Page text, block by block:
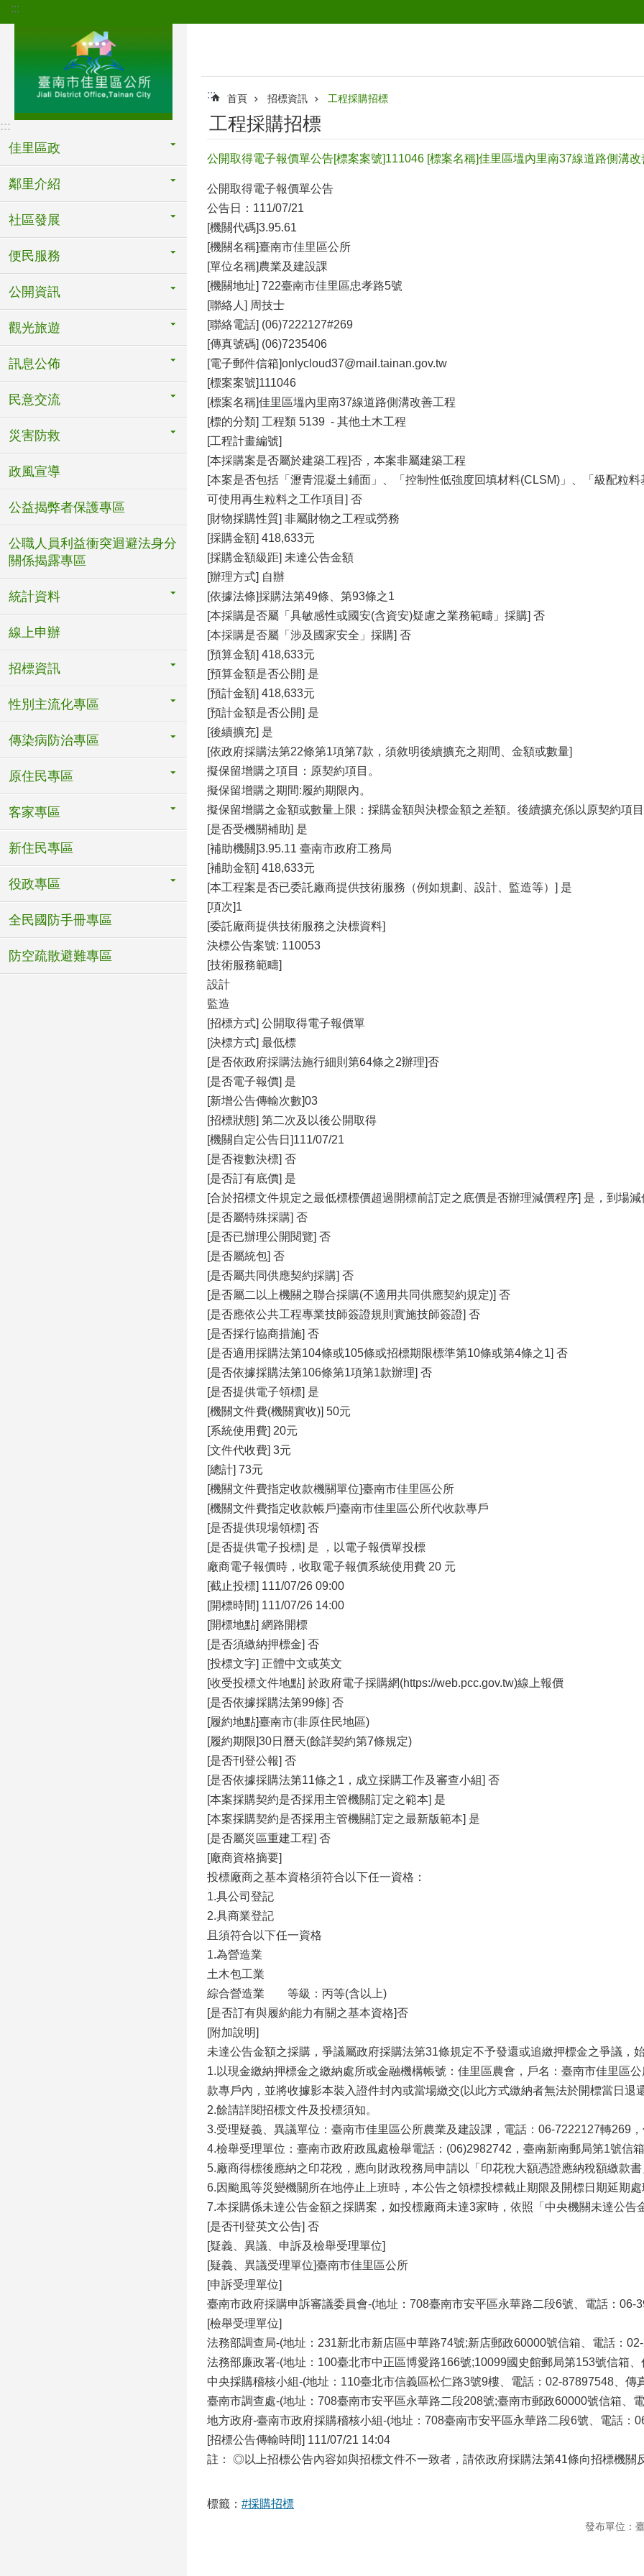
跳到主要內容區塊
:::
:::
佳里區政
鄰里介紹
社區發展
便民服務
公開資訊
觀光旅遊
訊息公佈
民意交流
災害防救
政風宣導
公益揭弊者保護專區
公職人員利益衝突迴避法身分
關係揭露專區
統計資料
線上申辦
招標資訊
性別主流化專區
傳染病防治專區
原住民專區
客家專區
新住民專區
役政專區
全民國防手冊專區
防空疏散避難專區
::: 首頁 招標資訊 工程採購招標
工程採購招標
公開取得電子報價單公告[標案案號]111046 [標案名稱]佳里區塭內里南37線道路側溝改
公開取得電子報價單公告
公告日：111/07/21
[機關代碼]3.95.61
[機關名稱]臺南市佳里區公所
[單位名稱]農業及建設課
[機關地址] 722臺南市佳里區忠孝路5號
[聯絡人] 周技士
[聯絡電話] (06)7222127#269
[傳真號碼] (06)7235406
[電子郵件信箱]onlycloud37@mail.tainan.gov.tw
[標案案號]111046
[標案名稱]佳里區塭內里南37線道路側溝改善工程
[標的分類] 工程類 5139 - 其他土木工程
[工程計畫編號]
[本採購案是否屬於建築工程]否，本案非屬建築工程
[本案是否包括「瀝青混凝土鋪面」、「控制性低強度回填材料(CLSM)」、「級配粒
可使用再生粒料之工作項目] 否
[財物採購性質] 非屬財物之工程或勞務
[採購金額] 418,633元
[採購金額級距] 未達公告金額
[辦理方式] 自辦
[依據法條]採購法第49條、第93條之1
[本採購是否屬「具敏感性或國安(含資安)疑慮之業務範疇」採購] 否
[本採購是否屬「涉及國家安全」採購] 否
[預算金額] 418,633元
[預算金額是否公開] 是
[預計金額] 418,633元
[預計金額是否公開] 是
[後續擴充] 是
[依政府採購法第22條第1項第7款，須敘明後續擴充之期間、金額或數量]
擬保留增購之項目：原契約項目。
擬保留增購之期間:履約期限內。
擬保留增購之金額或數量上限：採購金額與決標金額之差額。後續擴充係以原契約項
[是否受機關補助] 是
[補助機關]3.95.11 臺南市政府工務局
[補助金額] 418,633元
[本工程案是否已委託廠商提供技術服務（例如規劃、設計、監造等）] 是
[項次]1
[委託廠商提供技術服務之決標資料]
決標公告案號: 110053
[技術服務範疇]
設計
監造
[招標方式] 公開取得電子報價單
[決標方式] 最低標
[是否依政府採購法施行細則第64條之2辦理]否
[是否電子報價] 是
[新增公告傳輸次數]03
[招標狀態] 第二次及以後公開取得
[機關自定公告日]111/07/21
[是否複數決標] 否
[是否訂有底價] 是
[合於招標文件規定之最低標標價超過開標前訂定之底價是否辦理減價程序] 是，到場減
[是否屬特殊採購] 否
[是否已辦理公開閱覽] 否
[是否屬統包] 否
[是否屬共同供應契約採購] 否
[是否屬二以上機關之聯合採購(不適用共同供應契約規定)] 否
[是否應依公共工程專業技師簽證規則實施技師簽證] 否
[是否採行協商措施] 否
[是否適用採購法第104條或105條或招標期限標準第10條或第4條之1] 否
[是否依據採購法第106條第1項第1款辦理] 否
[是否提供電子領標] 是
[機關文件費(機關實收)] 50元
[系統使用費] 20元
[文件代收費] 3元
[總計] 73元
[機關文件費指定收款機關單位]臺南市佳里區公所
[機關文件費指定收款帳戶]臺南市佳里區公所代收款專戶
[是否提供現場領標] 否
[是否提供電子投標] 是 ，以電子報價單投標
廠商電子報價時，收取電子報價系統使用費 20 元
[截止投標] 111/07/26 09:00
[開標時間] 111/07/26 14:00
[開標地點] 網路開標
[是否須繳納押標金] 否
[投標文字] 正體中文或英文
[收受投標文件地點] 於政府電子採購網(https://web.pcc.gov.tw)線上報價
[是否依據採購法第99條] 否
[履約地點]臺南市(非原住民地區)
[履約期限]30日曆天(餘詳契約第7條規定)
[是否刊登公報] 否
[是否依據採購法第11條之1，成立採購工作及審查小組] 否
[本案採購契約是否採用主管機關訂定之範本] 是
[本案採購契約是否採用主管機關訂定之最新版範本] 是
[是否屬災區重建工程] 否
[廠商資格摘要]
投標廠商之基本資格須符合以下任一資格：
1.具公司登記
2.具商業登記
且須符合以下任一資格
1.為營造業
土木包工業
綜合營造業 等級：丙等(含以上)
[是否訂有與履約能力有關之基本資格]否
[附加說明]
未達公告金額之採購，爭議屬政府採購法第31條規定不予發還或追繳押標金之爭議，
1.以現金繳納押標金之繳納處所或金融機構帳號：佳里區農會，戶名：臺南市佳里區
款專戶內，並將收據影本裝入證件封內或當場繳交(以此方式繳納者無法於開標當日
2.餘請詳閱招標文件及投標須知。
3.受理疑義、異議單位：臺南市佳里區公所農業及建設課，電話：06-7222127轉269
4.檢舉受理單位：臺南市政府政風處檢舉電話：(06)2982742，臺南新南郵局第1號信
5.廠商得標後應納之印花稅，應向財政稅務局申請以「印花稅大額憑證應納稅額繳款
6.因颱風等災變機關所在地停止上班時，本公告之領標投標截止期限及開標日期延期
7.本採購係未達公告金額之採購案，如投標廠商未達3家時，依照「中央機關未達公
[是否刊登英文公告] 否
[疑義、異議、申訴及檢舉受理單位]
[疑義、異議受理單位]臺南市佳里區公所
[申訴受理單位]
臺南市政府採購申訴審議委員會-(地址：708臺南市安平區永華路二段6號、電話：06-
[檢舉受理單位]
法務部調查局-(地址：231新北市新店區中華路74號;新店郵政60000號信箱、電話：
法務部廉政署-(地址：100臺北市中正區博愛路166號;10099國史館郵局第153號信箱
中央採購稽核小組-(地址：110臺北市信義區松仁路3號9樓、電話：02-87897548、傳
臺南市調查處-(地址：708臺南市安平區永華路二段208號;臺南市郵政60000號信箱、
地方政府-臺南市政府採購稽核小組-(地址：708臺南市安平區永華路二段6號、電話：
[招標公告傳輸時間] 111/07/21 14:04
註： ◎以上招標公告內容如與招標文件不一致者，請依政府採購法第41條向招標機關
標籤： #採購招標
發布單位：